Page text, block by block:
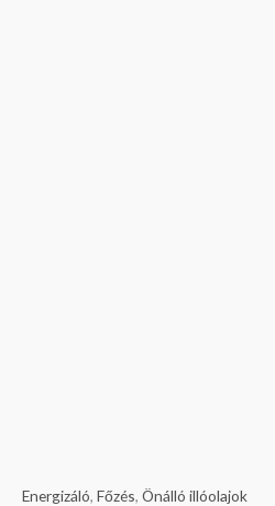
Energizáló, Főzés, Önálló illóolajok